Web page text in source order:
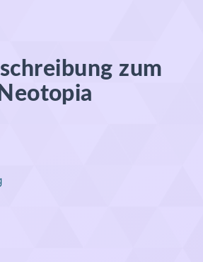
zum
Neotopia